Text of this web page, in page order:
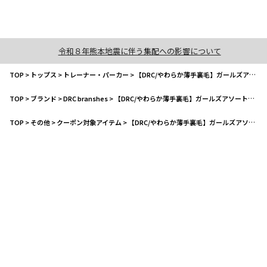
令和８年熊本地震に伴う集配への影響について
TOP> トップス > トレーナー・パーカー > 【DRC/やわらか薄手裏毛】ガールズアソートグラフィックトレーナー
TOP>ブランド >DRC branshes> 【DRC/やわらか薄手裏毛】ガールズアソートグラフィックトレーナー
TOP>その他>クーポン対象アイテム > 【DRC/やわらか薄手裏毛】ガールズアソートグラフィックトレーナー